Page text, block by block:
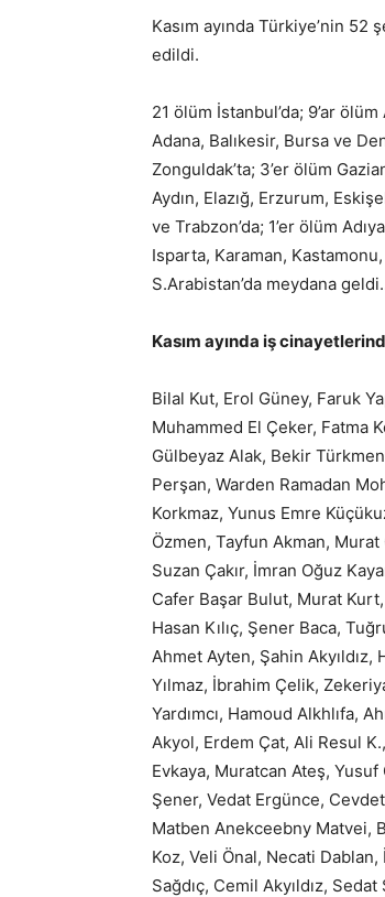
Kasım ayında Türkiye’nin
edildi.
21 ölüm İstanbul’da; 9’ar
Adana, Balıkesir, Bursa ve
Zonguldak’ta; 3’er ölüm
Aydın, Elazığ, Erzurum,
ve Trabzon’da; 1’er ölüm
Isparta, Karaman,
S.Arabistan’da meydana
Kasım ayında iş
Bilal Kut, Erol Güney, Faruk
Muhammed El Çeker, Fatma
Gülbeyaz Alak, Bekir
Perşan, Warden Ramadan
Korkmaz, Yunus Emre
Özmen, Tayfun Akman, Murat
Suzan Çakır, İmran Oğuz
Cafer Başar Bulut, Murat
Hasan Kılıç, Şener Baca,
Ahmet Ayten, Şahin
Yılmaz, İbrahim Çelik,
Yardımcı, Hamoud Alkhlıfa,
Akyol, Erdem Çat, Ali Resul
Evkaya, Muratcan Ateş, Yusuf
Şener, Vedat Ergünce,
Matben Anekceebny Matvei,
Koz, Veli Önal, Necati Dablan,
Sağdıç, Cemil Akyıldız,